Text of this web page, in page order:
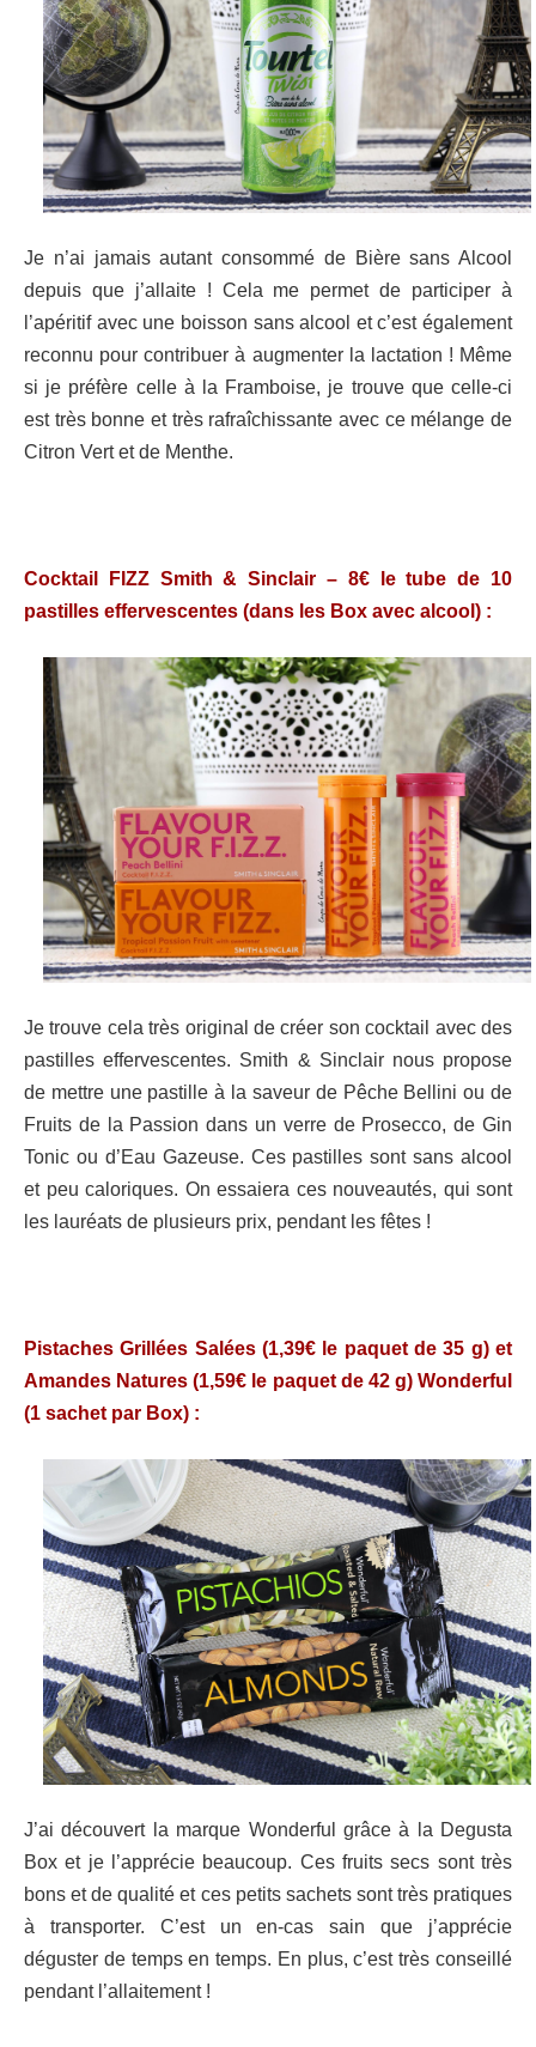
Je n’ai jamais autant consommé de Bière sans Alcool
depuis que j’allaite ! Cela me permet de participer à
l’apéritif avec une boisson sans alcool et c’est également
reconnu pour contribuer à augmenter la lactation ! Même
si je préfère celle à la Framboise, je trouve que celle-ci
est très bonne et très rafraîchissante avec ce mélange de
Citron Vert et de Menthe.
Cocktail FIZZ Smith & Sinclair – 8€ le tube de 10
pastilles effervescentes (dans les Box avec alcool) :
Je trouve cela très original de créer son cocktail avec des
pastilles effervescentes. Smith & Sinclair nous propose
de mettre une pastille à la saveur de Pêche Bellini ou de
Fruits de la Passion dans un verre de Prosecco, de Gin
Tonic ou d’Eau Gazeuse. Ces pastilles sont sans alcool
et peu caloriques. On essaiera ces nouveautés, qui sont
les lauréats de plusieurs prix, pendant les fêtes !
Pistaches Grillées Salées (1,39€ le paquet de 35 g) et
Amandes Natures (1,59€ le paquet de 42 g) Wonderful
(1 sachet par Box) :
J’ai découvert la marque Wonderful grâce à la Degusta
Box et je l’apprécie beaucoup. Ces fruits secs sont très
bons et de qualité et ces petits sachets sont très pratiques
à transporter. C’est un en-cas sain que j’apprécie
déguster de temps en temps. En plus, c’est très conseillé
pendant l’allaitement !